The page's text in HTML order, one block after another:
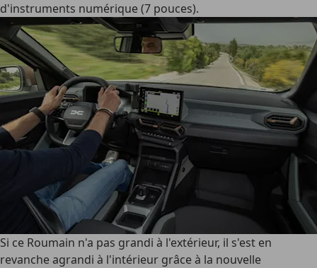
d'instruments numérique (7 pouces).
Si ce Roumain n'a pas grandi à l'extérieur, il s'est en
revanche agrandi à l'intérieur grâce à la nouvelle